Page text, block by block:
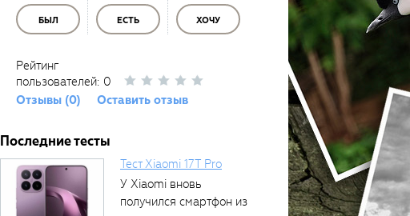
БЫЛ ЕСТЬ ХОЧУ
Рейтинг
пользователей: 0
Отзывы (0)
Оставить отзыв
Последние тесты
Тест Xiaomi 17T Pro
У Xiaomi вновь
получился смартфон из